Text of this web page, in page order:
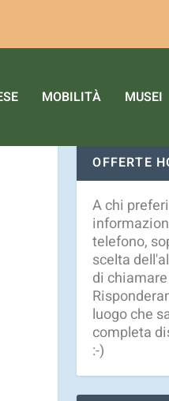
MOBILITÀ MUSEI
OFFERTE
A chi
telefono,
scelta
di
luogo che
completa
:-)